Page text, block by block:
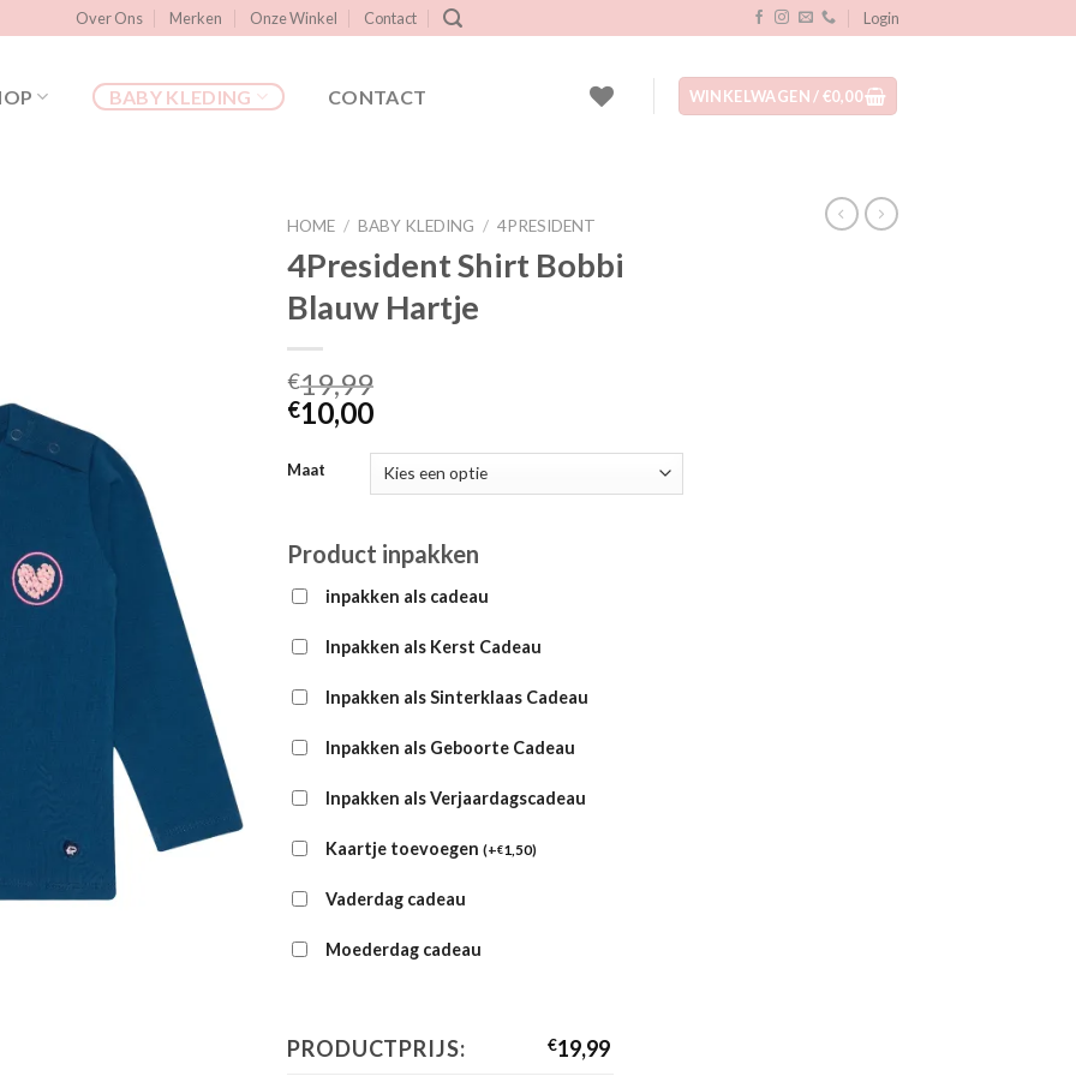
Over Ons Merken Onze Winkel Contact Login
BABY KLEDING CONTACT WINKELWAGEN /€0,00
HOME / BABY KLEDING / 4PRESIDENT
4President Shirt Bobbi
Blauw Hartje
€19,99
€10,00
Maat
Product inpakken
inpakken als cadeau
Inpakken als Kerst Cadeau
Inpakken als Sinterklaas Cadeau
Inpakken als Geboorte Cadeau
Inpakken als Verjaardagscadeau
Kaartje toevoegen (+€1,50)
Vaderdag cadeau
Moederdag cadeau
PRODUCTPRIJS: €19,99